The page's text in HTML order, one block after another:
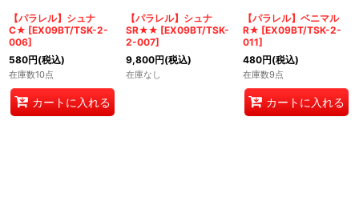
絞り込む
【パラレル】シュナ
C★ [EX09BT/TSK-2-
006]
580円(税込)
在庫数10点
カートに入れる
【パラレル】シュナ
SR★★ [EX09BT/TSK-
2-007]
9,800円(税込)
在庫なし
【パラレル】ベニマル
R★ [EX09BT/TSK-2-
011]
480円(税込)
在庫数9点
カートに入れる